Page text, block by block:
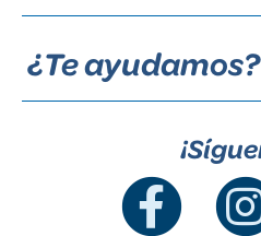
¿Te ayudamos?